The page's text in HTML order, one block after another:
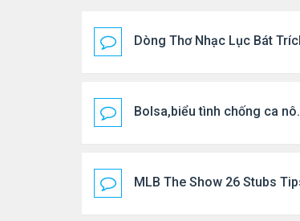
Dòng Thơ Nhạc Lục Bát
Bolsa,biểu tình chống ca nô.
MLB The Show 26 Stubs